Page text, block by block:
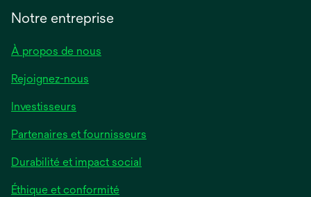
Notre entreprise
À propos de nous
Rejoignez-nous
Investisseurs
Partenaires et fournisseurs
Durabilité et impact social
Éthique et conformité